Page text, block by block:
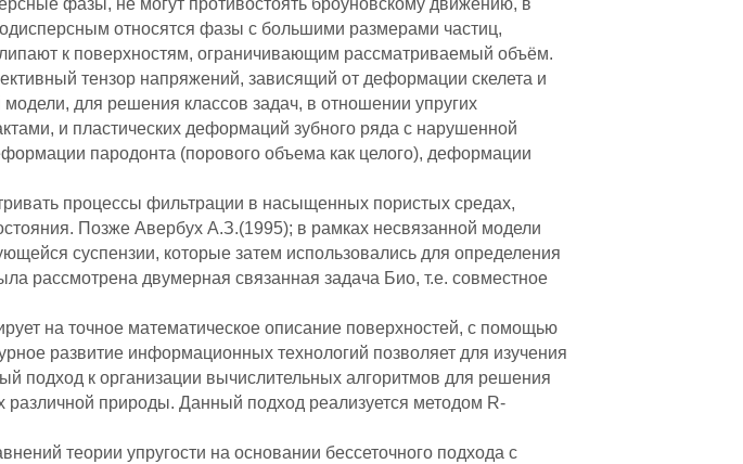
фазы, не могут противостоять броуновскому движению, в
относятся фазы с большими размерами частиц,
к поверхностям, ограничивающим рассматриваемый объём.
тензор напряжений, зависящий от деформации скелета и
для решения классов задач, в отношении упругих
и пластических деформаций зубного ряда с нарушенной
пародонта (порового объема как целого), деформации
процессы фильтрации в насыщенных пористых средах,
Позже Авербух А.З.(1995); в рамках несвязанной модели
суспензии, которые затем использовались для определения
рассмотрена двумерная связанная задача Био, т.е. совместное
на точное математическое описание поверхностей, с помощью
развитие информационных технологий позволяет для изучения
подход к организации вычислительных алгоритмов для решения
природы. Данный подход реализуется методом R-
теории упругости на основании бессеточного подхода с